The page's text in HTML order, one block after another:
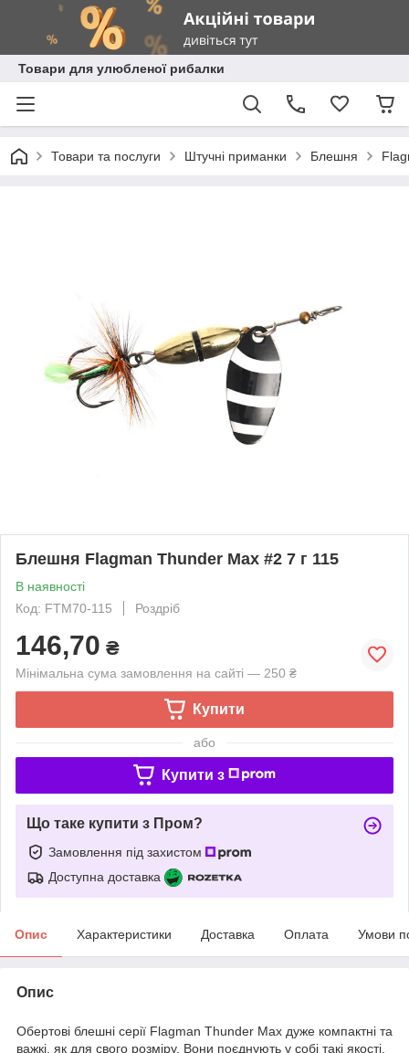
Товари для улюбленої рибалки
Товари та послуги Штучні приманки Блешня
Блешня Flagman Thunder Max #2 7 г 115
В наявності
Код: FTM70-115
Роздріб
146,70 ₴
Мінімальна сума замовлення на сайті — 250 ₴
Купити
або
Купити з
Що таке купити з Пром?
Замовлення під захистом
Доступна доставка
Опис Характеристики Доставка Оплата Умови
Опис
Обертові блешні серії Flagman Thunder Max дуже компактні та
важкі, як для свого розміру. Вони поєднують у собі такі якості,